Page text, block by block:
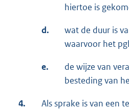
hiertoe is
d.
wat de duur is
waarvoor het
e.
de wijze van
besteding van
4.
Als sprake is van een